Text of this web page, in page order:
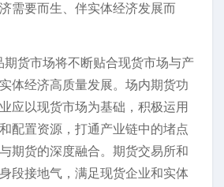
需要而生、伴实体经济发展而
货市场将不断贴合现货市场与产
体经济高质量发展。场内期货功
应以现货市场为基础，积极运用
配置资源，打通产业链中的堵点
期货的深度融合。期货交易所和
段接地气，满足现货企业和实体